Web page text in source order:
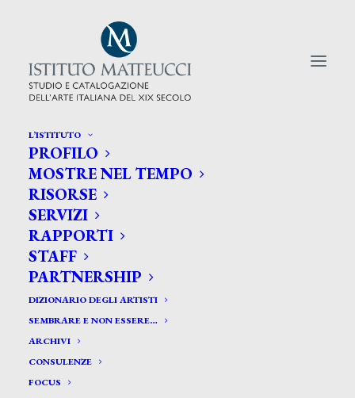
L’ISTITUTO
PROFILO
MOSTRE NEL TEMPO
RISORSE
SERVIZI
RAPPORTI
STAFF
PARTNERSHIP
DIZIONARIO DEGLI ARTISTI
SEMBRARE E NON ESSERE…
ARCHIVI
CONSULENZE
FOCUS
CERCA TRA GLI ARTISTI:
Search
for:
Barbizon